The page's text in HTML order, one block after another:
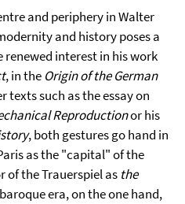
and periphery in Walter
and history poses a
interest in his work
, in the Origin of the German
texts such as the essay on
Reproductionor his
, both gestures go hand in
as the "capital" of the
of the Trauerspiel as the
era, on the one hand,